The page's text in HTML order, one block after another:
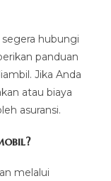
hubungi
panduan
Jika Anda
atau biaya
asuransi.
melalui